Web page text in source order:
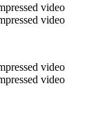
video
video
video
video